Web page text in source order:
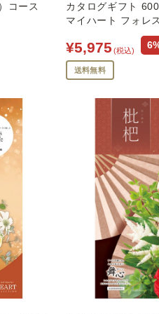
コース
カタログギフト
マイハート フォレ
¥5,975 (税込)
送料無料